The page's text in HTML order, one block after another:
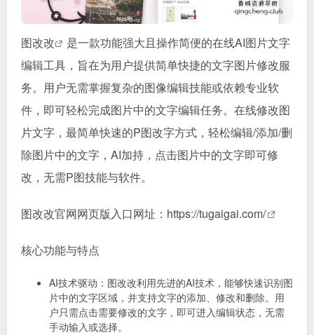
图改改
是一款功能强大且操作简便的在线AI图片文字
编辑工具，旨在为用户提供简单快捷的文字图片修改服
务。用户无需掌握复杂的图像编辑技能或依赖专业软
件，即可轻松完成图片中的文字编辑任务。在线修改图
片文字，最简单快速的P图改字方式，轻松编辑/添加/删
除图片中的文字，AI加持，点击图片中的文字即可修
改，无需P图技能与软件。
图改改官网网页版入口网址： https://tugaigai.com/
核心功能与特点
AI技术驱动：图改改利用先进的AI技术，能够快速识别图
片中的文字区域，并支持文字的添加、修改和删除。用
户只需点击需要修改的文字，即可进入编辑状态，无需
手动输入或选择。